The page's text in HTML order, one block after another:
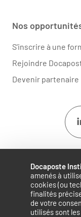
Docaposte
amenés à
cookies (ou
finalités
de votre
utilisés sont
Nos
S'inscrire à une
Rejoindre
Devenir partenaire